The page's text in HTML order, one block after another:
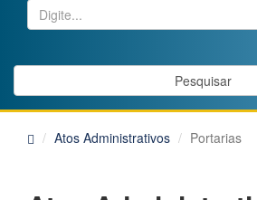
Pesquisar
Atos Administrativos Portarias